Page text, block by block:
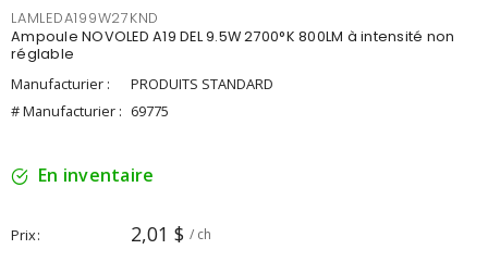
LAMLEDA199W27KND
Ampoule NOVOLED A19 DEL 9.5W 2700°K 800LM à intensité non
réglable
Manufacturier :
PRODUITS STANDARD
# Manufacturier : 69775
En inventaire
Prix 2,01 $ / ch